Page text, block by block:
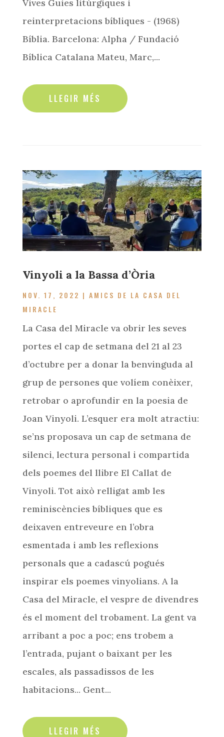
Vives Guies litúrgiques i
reinterpretacions bíbliques - (1968)
Bíblia. Barcelona: Alpha / Fundació
Bíblica Catalana Mateu, Marc,...
Vinyoli a la Bassa d’Òria
NOV. 17, 2022 | AMICS DE LA CASA DEL
MIRACLE
La Casa del Miracle va obrir les seves
portes el cap de setmana del 21 al 23
d’octubre per a donar la benvinguda al
grup de persones que volíem conèixer,
retrobar o aprofundir en la poesia de
Joan Vinyoli. L’esquer era molt atractiu:
se’ns proposava un cap de setmana de
silenci, lectura personal i compartida
dels poemes del llibre El Callat de
Vinyoli. Tot això relligat amb les
reminiscències bíbliques que es
deixaven entreveure en l’obra
esmentada i amb les reflexions
personals que a cadascú pogués
inspirar els poemes vinyolians. A la
Casa del Miracle, el vespre de divendres
és el moment del trobament. La gent va
arribant a poc a poc; ens trobem a
l’entrada, pujant o baixant per les
escales, als passadissos de les
habitacions... Gent...